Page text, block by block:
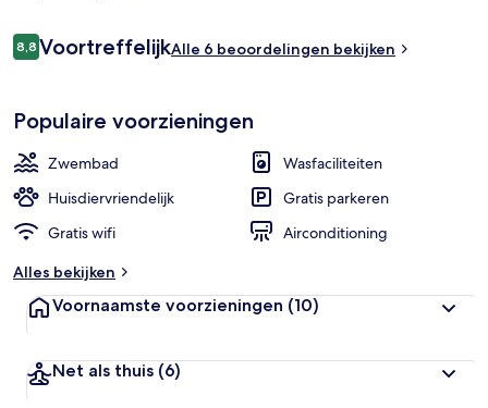
Beoordelingen
8,88,8 op 10 –
VoortreffelijkAlle 6 beoordelingen bekijken
Populaire voorzieningen
Zwembad
Wasfaciliteiten
Huisdiervriendelijk
Gratis parkeren
Gratis wifi
Airconditioning
Alles bekijken
Voornaamste voorzieningen (10)
Net als thuis (6)